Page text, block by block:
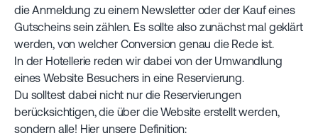
die Anmeldung zu einem Newsletter oder der Kauf eines
Gutscheins sein zählen. Es sollte also zunächst mal geklärt
werden, von welcher Conversion genau die Rede ist.
In der Hotellerie reden wir dabei von der Umwandlung
eines Website Besuchers in eine Reservierung.
Du solltest dabei nicht nur die Reservierungen
berücksichtigen, die über die Website erstellt werden,
sondern alle! Hier unsere Definition: